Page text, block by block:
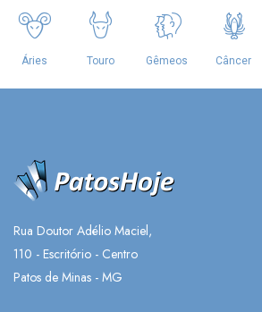
Rua Doutor Adélio Maciel,
110 - Escritório - Centro
Patos de Minas - MG